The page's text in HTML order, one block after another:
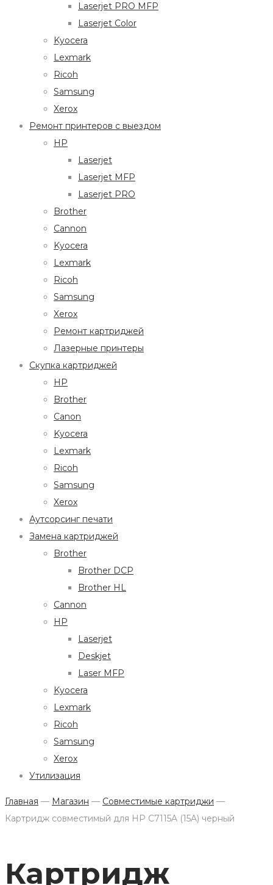
Laserjet PRO MFP
Laserjet Color
Kyocera
Lexmark
Ricoh
Samsung
Xerox
Ремонт принтеров с выездом
HP
Laserjet
Laserjet MFP
Laserjet PRO
Brother
Cannon
Kyocera
Lexmark
Ricoh
Samsung
Xerox
Ремонт картриджей
Лазерные принтеры
Скупка картриджей
HP
Brother
Canon
Kyocera
Lexmark
Ricoh
Samsung
Xerox
Аутсорсинг печати
Замена картриджей
Brother
Brother DCP
Brother HL
Cannon
HP
Laserjet
Deskjet
Laser MFP
Kyocera
Lexmark
Ricoh
Samsung
Xerox
Утилизация
Главная — Магазин — Совместимые картриджи —
Картридж совместимый для HP C7115A (15A) черный
Картридж